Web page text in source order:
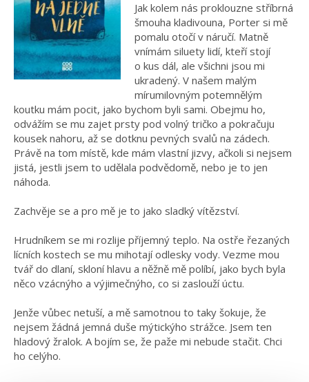
Jak kolem nás proklouzne stříbrná
šmouha kladivouna, Porter si mě
pomalu otočí v náručí. Matně
vnímám siluety lidí, kteří stojí
o kus dál, ale všichni jsou mi
ukradený. V našem malým
mírumilovným potemnělým
koutku mám pocit, jako bychom byli sami. Obejmu ho,
odvážím se mu zajet prsty pod volný tričko a pokračuju
kousek nahoru, až se dotknu pevných svalů na zádech.
Právě na tom místě, kde mám vlastní jizvy, ačkoli si nejsem
jistá, jestli jsem to udělala podvědomě, nebo je to jen
náhoda.
Zachvěje se a pro mě je to jako sladký vítězství.
Hrudníkem se mi rozlije příjemný teplo. Na ostře řezaných
lícních kostech se mu mihotají odlesky vody. Vezme mou
tvář do dlaní, skloní hlavu a něžně mě políbí, jako bych byla
něco vzácnýho a výjimečnýho, co si zaslouží úctu.
Jenže vůbec netuší, a mě samotnou to taky šokuje, že
nejsem žádná jemná duše mýtickýho strážce. Jsem ten
hladový žralok. A bojím se, že paže mi nebude stačit. Chci
ho celýho.